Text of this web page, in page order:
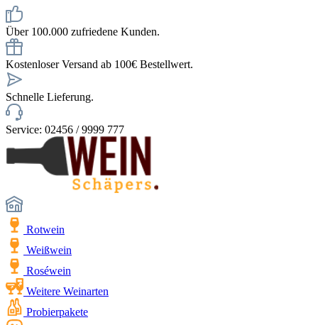
Über 100.000 zufriedene Kunden.
Kostenloser Versand ab 100€ Bestellwert.
Schnelle Lieferung.
Service: 02456 / 9999 777
Rotwein
Weißwein
Roséwein
Weitere Weinarten
Probierpakete